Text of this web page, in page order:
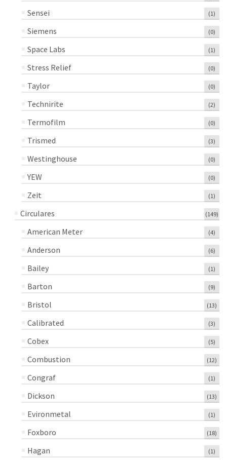
Sensei (1)
Siemens (0)
Space Labs (1)
Stress Relief (0)
Taylor (0)
Technirite (2)
Termofilm (0)
Trismed (3)
Westinghouse (0)
YEW (0)
Zeit (1)
Circulares (149)
American Meter (4)
Anderson (6)
Bailey (1)
Barton (9)
Bristol (13)
Calibrated (3)
Cobex (5)
Combustion (12)
Congraf (1)
Dickson (13)
Evironmetal (1)
Foxboro (18)
Hagan (1)